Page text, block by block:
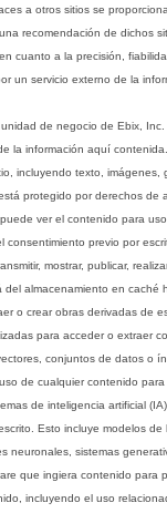
a otros sitios se
recomendación de dichos
cuanto a la precisión,
un servicio externo de la
de negocio de Ebix,
la información aquí contenida.
incluyendo texto, imágenes,
protegido por derechos de
ver el contenido para
consentimiento previo por
mostrar, publicar,
del almacenamiento en caché
o crear obras derivadas de
para acceder o extraer
conjuntos de datos o
de cualquier contenido para
de inteligencia artificial
Esto incluye modelos
neuronales, sistemas
que ingiera contenido para
incluyendo el uso